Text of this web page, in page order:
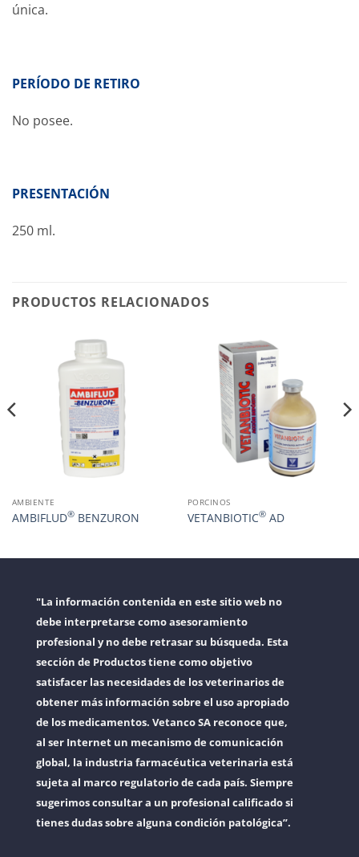
única.
PERÍODO DE RETIRO
No posee.
PRESENTACIÓN
250 ml.
PRODUCTOS RELACIONADOS
AMBIENTE
AMBIFLUD®BENZURON
PORCINOS
VETANBIOTIC®AD
"La información contenida en este sitio web no
debe interpretarse como asesoramiento
profesional y no debe retrasar su búsqueda. Esta
sección de Productos tiene como objetivo
satisfacer las necesidades de los veterinarios de
obtener más información sobre el uso apropiado
de los medicamentos. Vetanco SA reconoce que,
al ser Internet un mecanismo de comunicación
global, la industria farmacéutica veterinaria está
sujeta al marco regulatorio de cada país. Siempre
sugerimos consultar a un profesional calificado si
tienes dudas sobre alguna condición patológica”.